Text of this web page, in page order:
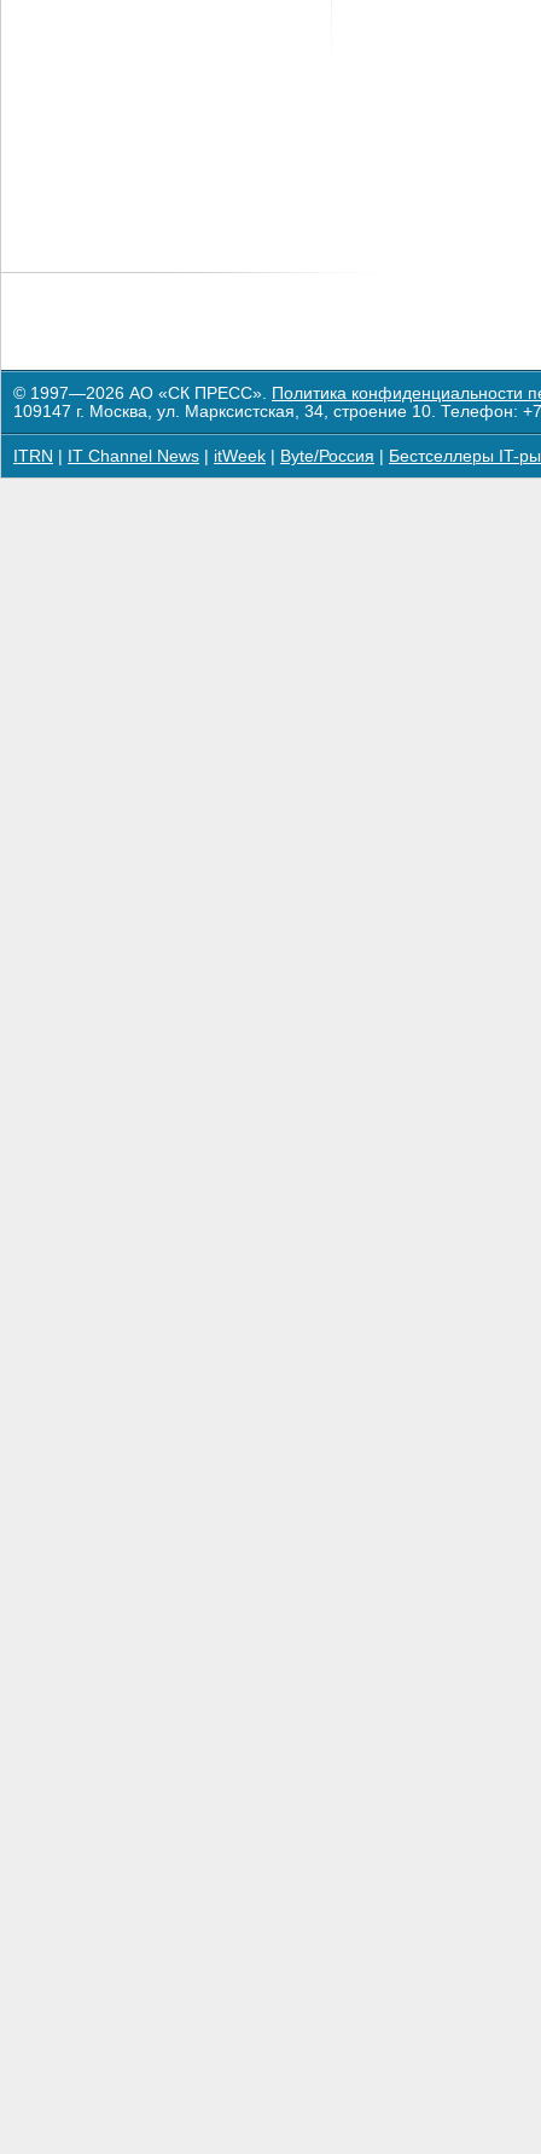
© 1997—2026 АО «СК ПРЕСС». Политика конфиденциальности
109147 г. Москва, ул. Марксистская, 34, строение 10. Телефон:
ITRN IT Channel News itWeek Byte/Россия Бестселлеры IT-